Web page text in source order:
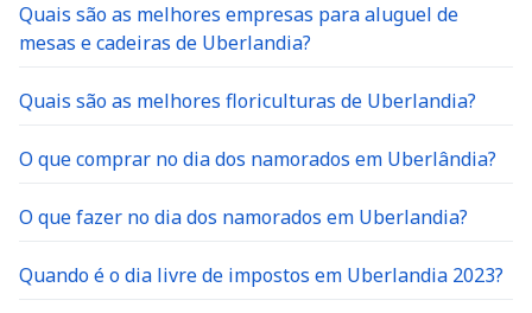
Quais são as melhores empresas para aluguel de
mesas e cadeiras de Uberlandia?
Quais são as melhores floriculturas de Uberlandia?
O que comprar no dia dos namorados em Uberlândia?
O que fazer no dia dos namorados em Uberlandia?
Quando é o dia livre de impostos em Uberlandia 2023?